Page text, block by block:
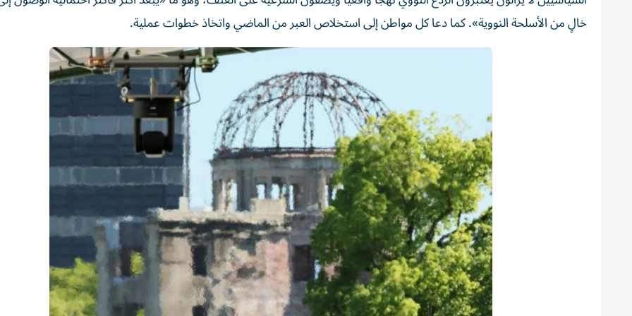
خالٍ من الأسلحة النووية». كما دعا كل مواطن إلى استخلاص العبر من الماضي واتخاذ خطوات عملية.